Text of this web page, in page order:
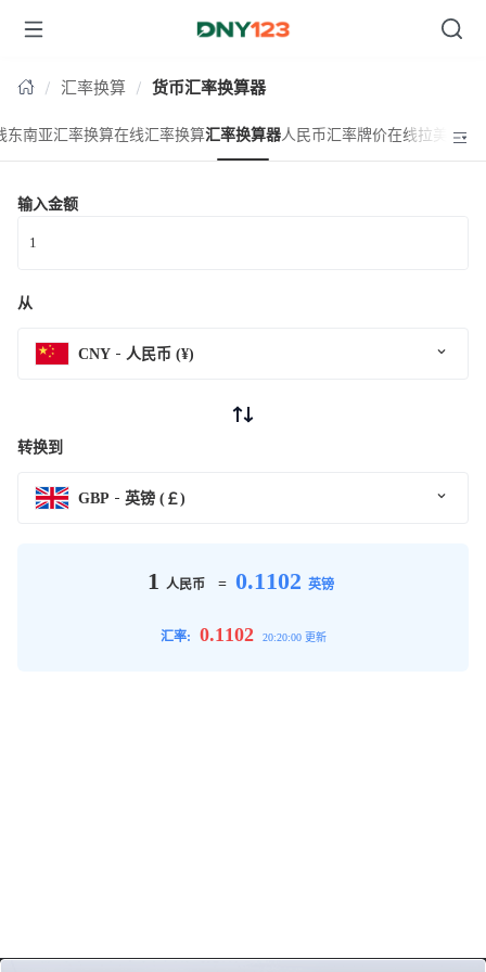
台湾
汇率换算 货币汇率换算器
东南亚汇率换算在线汇率换算汇率换算器人民币汇率牌价在线拉美汇率
输入金额
从
CNY 人民币 (¥)
转换到
GBP 英镑 (￡)
1 人民币 = 0.1102 英镑
汇率: 0.1102 20:20:00 更新